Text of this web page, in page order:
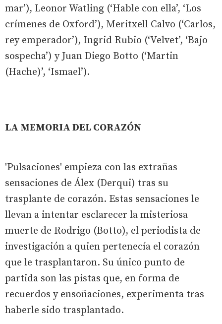
mar’), Leonor Watling (‘Hable con ella’, ‘Los
crímenes de Oxford’), Meritxell Calvo (‘Carlos,
rey emperador’), Ingrid Rubio (‘Velvet’, ‘Bajo
sospecha’) y Juan Diego Botto (‘Martin
(Hache)’, ‘Ismael’).
LA MEMORIA DEL CORAZÓN
'Pulsaciones' empieza con las extrañas
sensaciones de Álex (Derqui) tras su
trasplante de corazón. Estas sensaciones le
llevan a intentar esclarecer la misteriosa
muerte de Rodrigo (Botto), el periodista de
investigación a quien pertenecía el corazón
que le trasplantaron. Su único punto de
partida son las pistas que, en forma de
recuerdos y ensoñaciones, experimenta tras
haberle sido trasplantado.